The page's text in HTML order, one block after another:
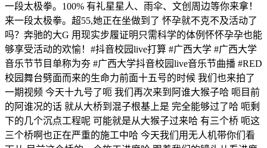
一段太极拳。100% 有礼星星人、雨伞、文创周边等你来拿！
来一段太极拳。超55,她正在坐做到了 怀孕就不克不及活动了
吗？奔驰的大G 用现实步履证明只需科学的体例怀怀孕孕也能
够享受活动的欢愉！#抖音校园live打算 #广西大学 #广西大学
音乐节节目单称为夯 #广西大学抖音校园live音乐节曲播 #RED
校园舞台劈面而来的生命力前面十五号的时候 我们也来拍了
一期视频 今天十九号了呃 我们再次来到阿谁大猴子哈 呃目前
的阿谁况的话 就从大桥到混子根基上是 完全能够过了哈 呃剩
下的几个沉点工程呢 可能就是从大猴子过来哈 有三个桥 呃这
三个桥啊也正在严重的施工中哈 今天我们用无人机带你们看